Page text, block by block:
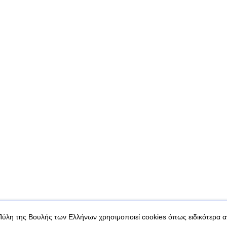
δεδομένα |Ασφάλεια & Πρόσβαση
της Βουλής των Ελλήνων χρησιμοποιεί cookies όπως ειδικότερα